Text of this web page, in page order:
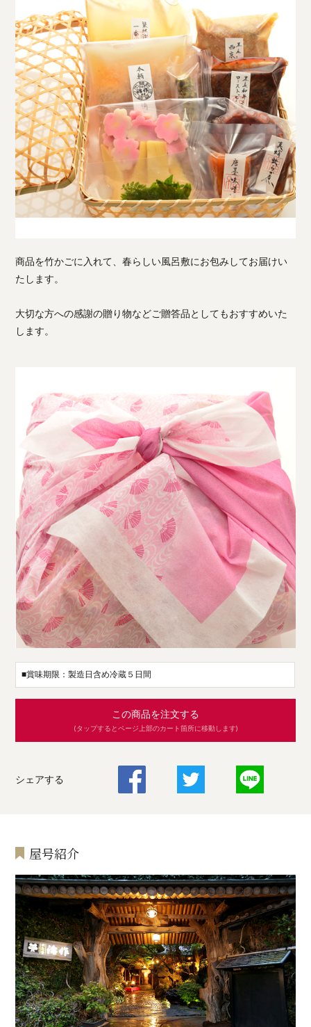
商品を竹かごに入れて、春らしい風呂敷にお包みしてお届けい
たします。
大切な方への感謝の贈り物などご贈答品としてもおすすめいた
します。
■賞味期限：製造日含め冷蔵５日間
この商品を注文する
(タップするとページ上部のカート箇所に移動します)
シェアする
屋号紹介